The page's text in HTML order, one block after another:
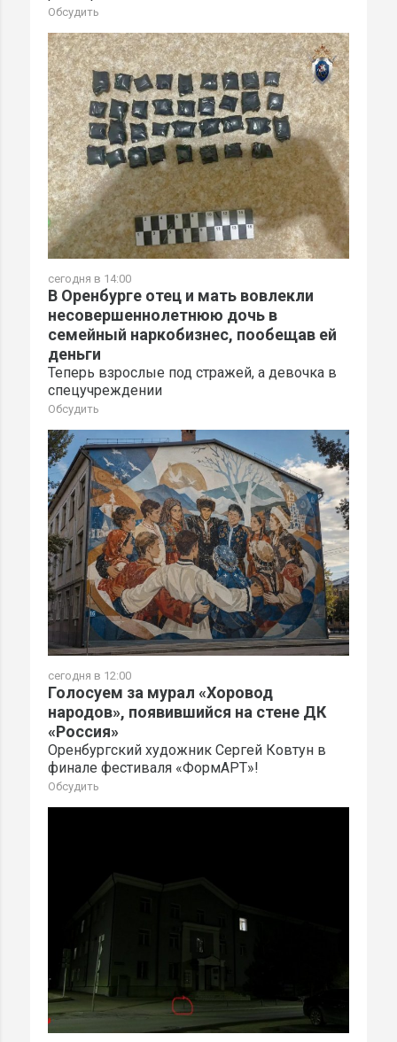
Обсудить
сегодня в 14:00
В Оренбурге отец и мать вовлекли
несовершеннолетнюю дочь в
семейный наркобизнес, пообещав ей
деньги
Теперь взрослые под стражей, а девочка в
спецучреждении
Обсудить
сегодня в 12:00
Голосуем за мурал «Хоровод
народов», появившийся на стене ДК
«Россия»
Оренбургский художник Сергей Ковтун в
финале фестиваля «ФормАРТ»!
Обсудить